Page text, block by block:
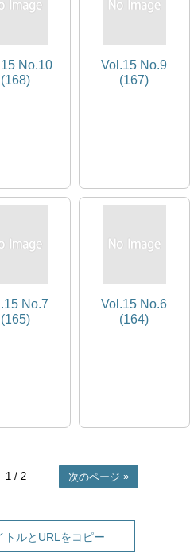
No.10
(168)
Vol.15 No.9
(167)
No.7
(165)
Vol.15 No.6
(164)
1 / 2 次のページ
トルとURLをコピー